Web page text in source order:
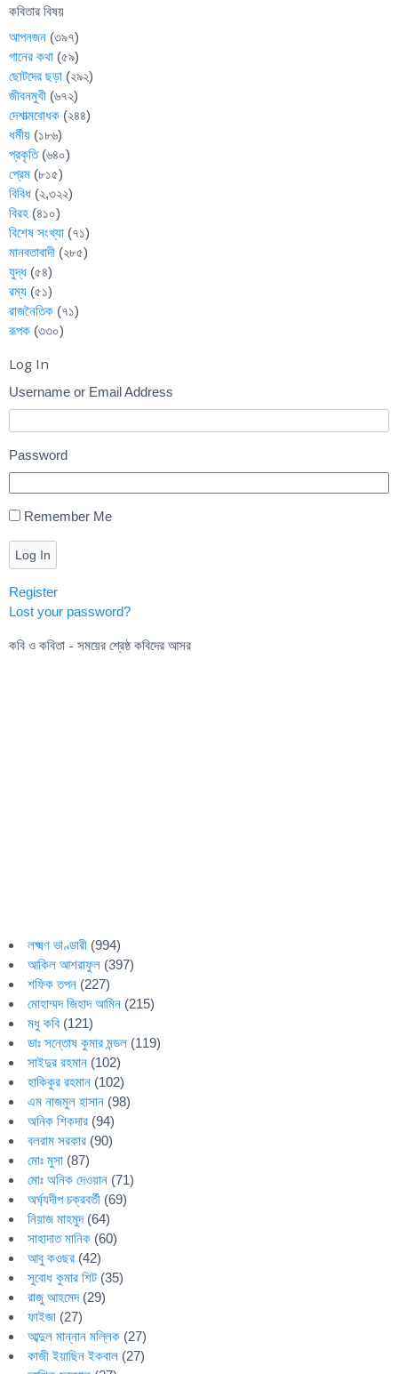
কবিতার বিষয়
আপনজন (৩৯৭)
গানের কথা (৫৯)
ছোটদের ছড়া (২৯২)
জীবনমুখী (৬৭২)
দেশাত্মবোধক (২৪৪)
ধর্মীয় (১৮৬)
প্রকৃতি(৬৪০)
প্রেম (৮১৫)
বিবিধ (২,৩২২)
বিরহ (৪১০)
বিশেষ সংখ্যা (৭১)
মানবতাবাদী (২৮৫)
যুদ্ধ (৫৪)
রম্য (৫১)
রাজনৈতিক (৭১)
রূপক (৩৩০)
Log In
Username or Email Address
Password
Remember Me
Log In
Register
Lost your password?
কবি ও কবিতা - সময়ের শ্রেষ্ঠ কবিদের আসর
লক্ষ্মণ ভাণ্ডারী (994)
আকিল আশরাফুল (397)
শফিক তপন (227)
মোহাম্মদ জিহাদ আমিন (215)
মধু কবি (121)
ডাঃ সন্তোষ কুমার মন্ডল (119)
সাইদুর রহমান (102)
হাকিকুর রহমান (102)
এম নাজমুল হাসান (98)
অনিক শিকদার (94)
বলরাম সরকার (90)
মোঃ মুসা (87)
মোঃ অনিক দেওয়ান (71)
অর্ঘ্যদীপ চক্রবর্তী (69)
নিয়াজ মাহমুদ(64)
সাহাদাত মানিক (60)
আবু কওছর (42)
সুবোধ কুমার শিট (35)
রাজু আহমেদ(29)
ফাইজা (27)
আব্দুল মান্নান মল্লিক (27)
কাজী ইয়াছিন ইকবাল (27)